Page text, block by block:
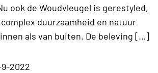
ook de Woudvleugel is gerestyled,
duurzaamheid en natuur
als van buiten. De beleving […]
9-2022